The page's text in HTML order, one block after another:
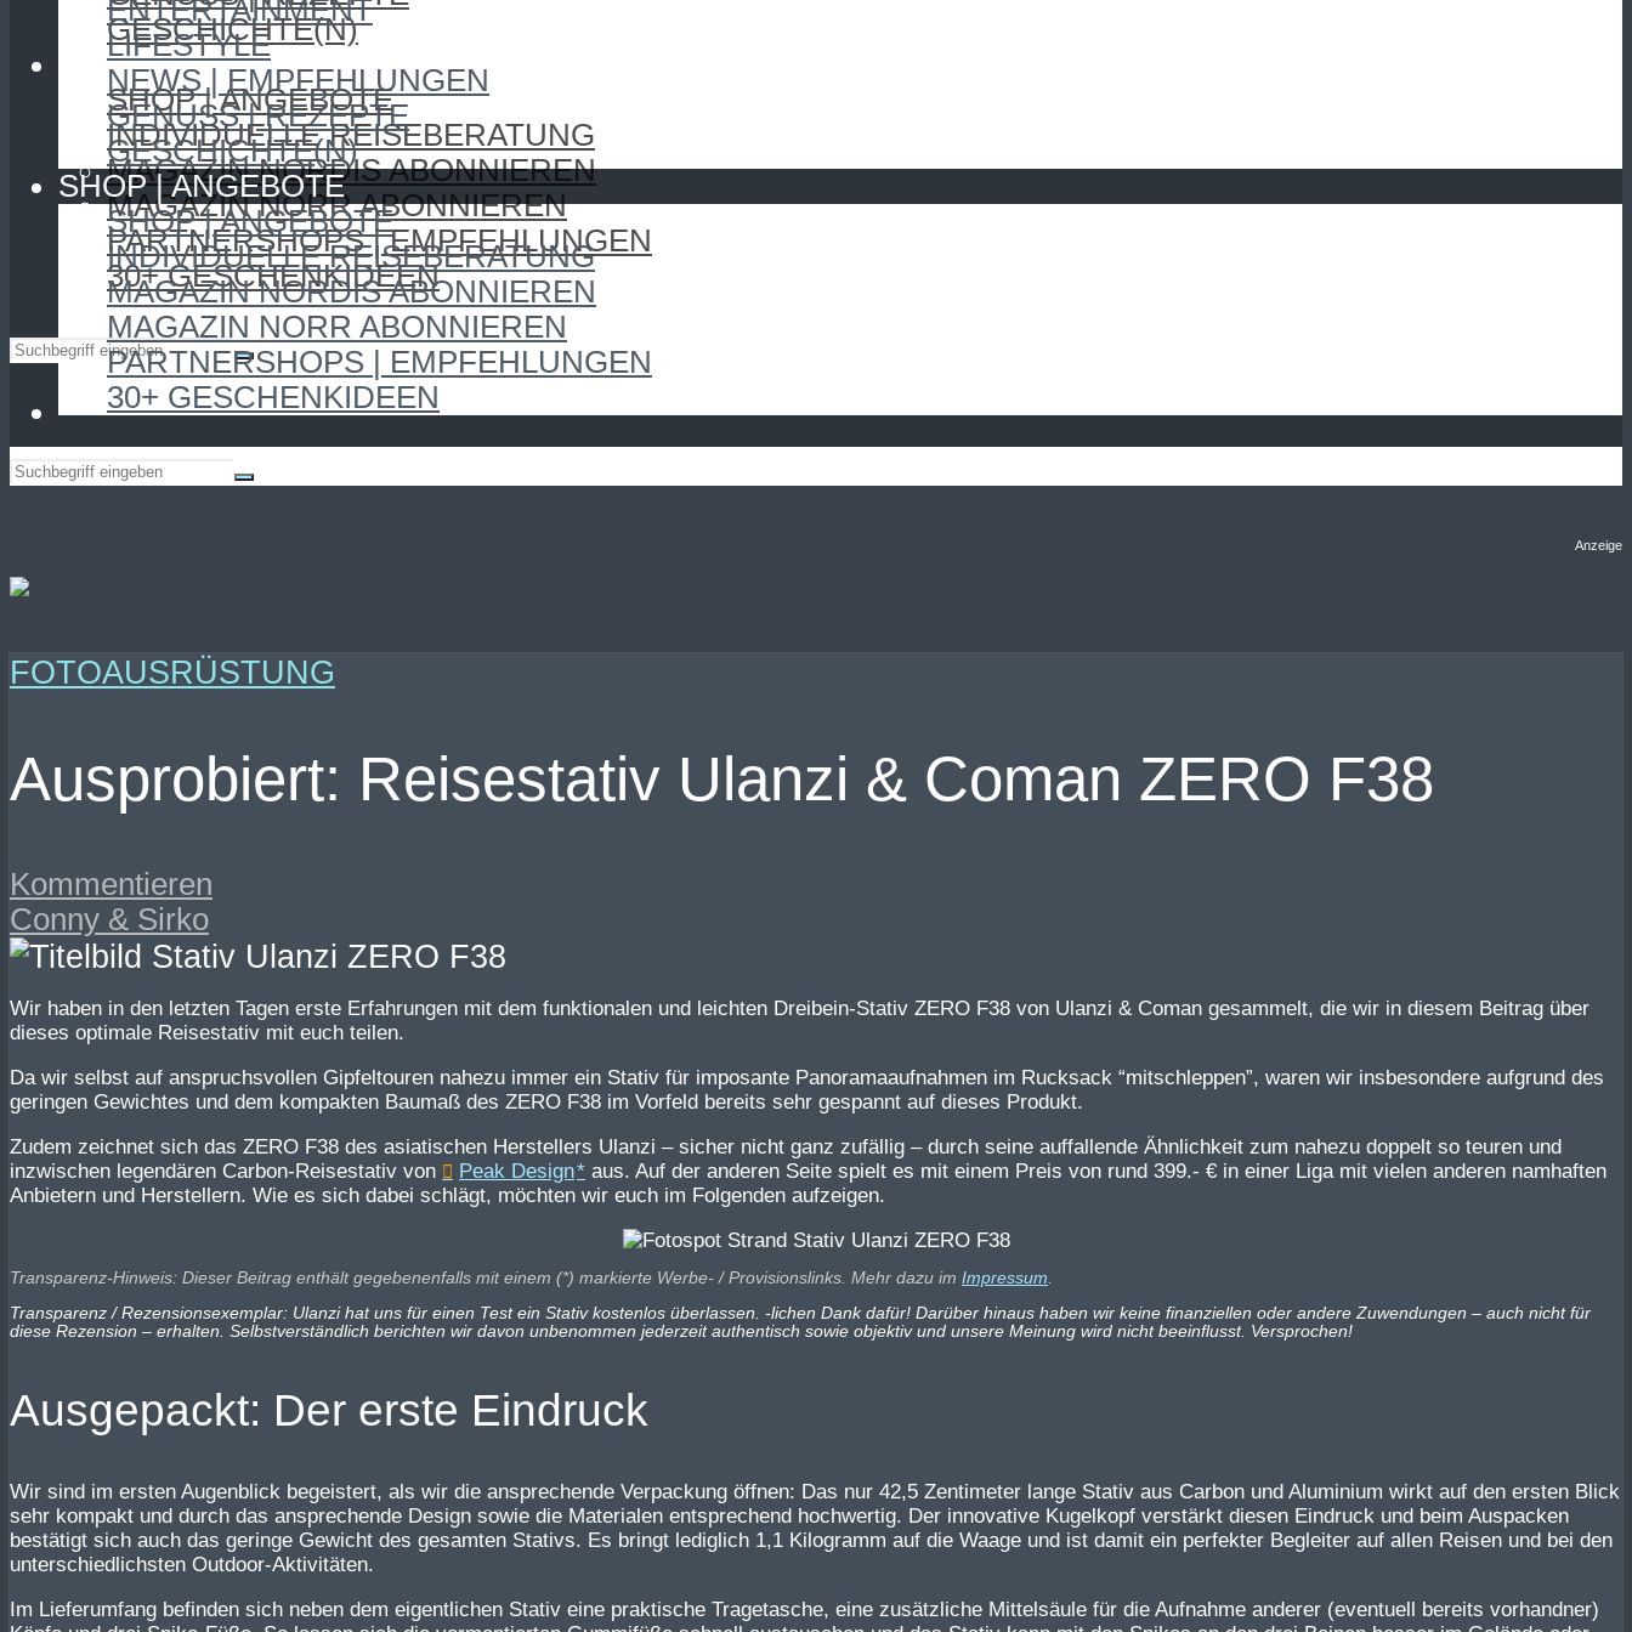
GESCHICHTE(N)
SHOP | ANGEBOTE
SHOP | ANGEBOTE
INDIVIDUELLE REISEBERATUNG
MAGAZIN NORDIS ABONNIEREN
MAGAZIN NORR ABONNIEREN
PARTNERSHOPS | EMPFEHLUNGEN
30+ GESCHENKIDEEN
ENTERTAINMENT
LIFESTYLE
NEWS | EMPFEHLUNGEN
GENUSS | REZEPTE
GESCHICHTE(N)
SHOP | ANGEBOTE
SHOP | ANGEBOTE
INDIVIDUELLE REISEBERATUNG
MAGAZIN NORDIS ABONNIEREN
MAGAZIN NORR ABONNIEREN
PARTNERSHOPS | EMPFEHLUNGEN
30+ GESCHENKIDEEN
Anzeige
FOTOAUSRÜSTUNG
Ausprobiert: Reisestativ Ulanzi & Coman ZERO F38
Kommentieren
Conny & Sirko
Wir haben in den letzten Tagen erste Erfahrungen mit dem funktionalen und leichten Dreibein-Stativ ZERO F38 von Ulanzi & Coman gesammelt, die wir in diesem Beitrag über
dieses optimale Reisestativ mit euch teilen.
Da wir selbst auf anspruchsvollen Gipfeltouren nahezu immer ein Stativ für imposante Panoramaaufnahmen im Rucksack “mitschleppen”, waren wir insbesondere aufgrund des
geringen Gewichtes und dem kompakten Baumaß des ZERO F38 im Vorfeld bereits sehr gespannt auf dieses Produkt.
Zudem zeichnet sich das ZERO F38 des asiatischen Herstellers Ulanzi – sicher nicht ganz zufällig – durch seine auffallende Ähnlichkeit zum nahezu doppelt so teuren und
inzwischen legendären Carbon-Reisestativ von
Peak Design
aus. Auf der anderen Seite spielt es mit einem Preis von rund 399.- € in einer Liga mit vielen anderen namhaften
Anbietern und Herstellern. Wie es sich dabei schlägt, möchten wir euch im Folgenden aufzeigen.
Transparenz-Hinweis: Dieser Beitrag enthält gegebenenfalls mit einem (*) markierte Werbe- / Provisionslinks. Mehr dazu im Impressum.
Transparenz / Rezensionsexemplar: Ulanzi hat uns für einen Test ein Stativ kostenlos überlassen. -lichen Dank dafür! Darüber hinaus haben wir keine finanziellen oder andere Zuwendungen – auch nicht für
diese Rezension – erhalten. Selbstverständlich berichten wir davon unbenommen jederzeit authentisch sowie objektiv und unsere Meinung wird nicht beeinflusst. Versprochen!
Ausgepackt: Der erste Eindruck
Wir sind im ersten Augenblick begeistert, als wir die ansprechende Verpackung öffnen: Das nur 42,5 Zentimeter lange Stativ aus Carbon und Aluminium wirkt auf den ersten Blick
sehr kompakt und durch das ansprechende Design sowie die Materialen entsprechend hochwertig. Der innovative Kugelkopf verstärkt diesen Eindruck und beim Auspacken
bestätigt sich auch das geringe Gewicht des gesamten Stativs. Es bringt lediglich 1,1 Kilogramm auf die Waage und ist damit ein perfekter Begleiter auf allen Reisen und bei den
unterschiedlichsten Outdoor-Aktivitäten.
Im Lieferumfang befinden sich neben dem eigentlichen Stativ eine praktische Tragetasche, eine zusätzliche Mittelsäule für die Aufnahme anderer (eventuell bereits vorhandner)